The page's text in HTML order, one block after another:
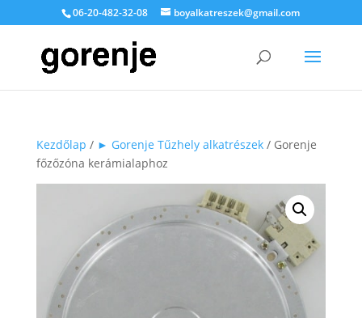
06-20-482-32-08 boyalkatreszek@gmail.com
Kezdőlap / ► Gorenje Tűzhely alkatrészek/ Gorenje
főzőzóna kerámialaphoz